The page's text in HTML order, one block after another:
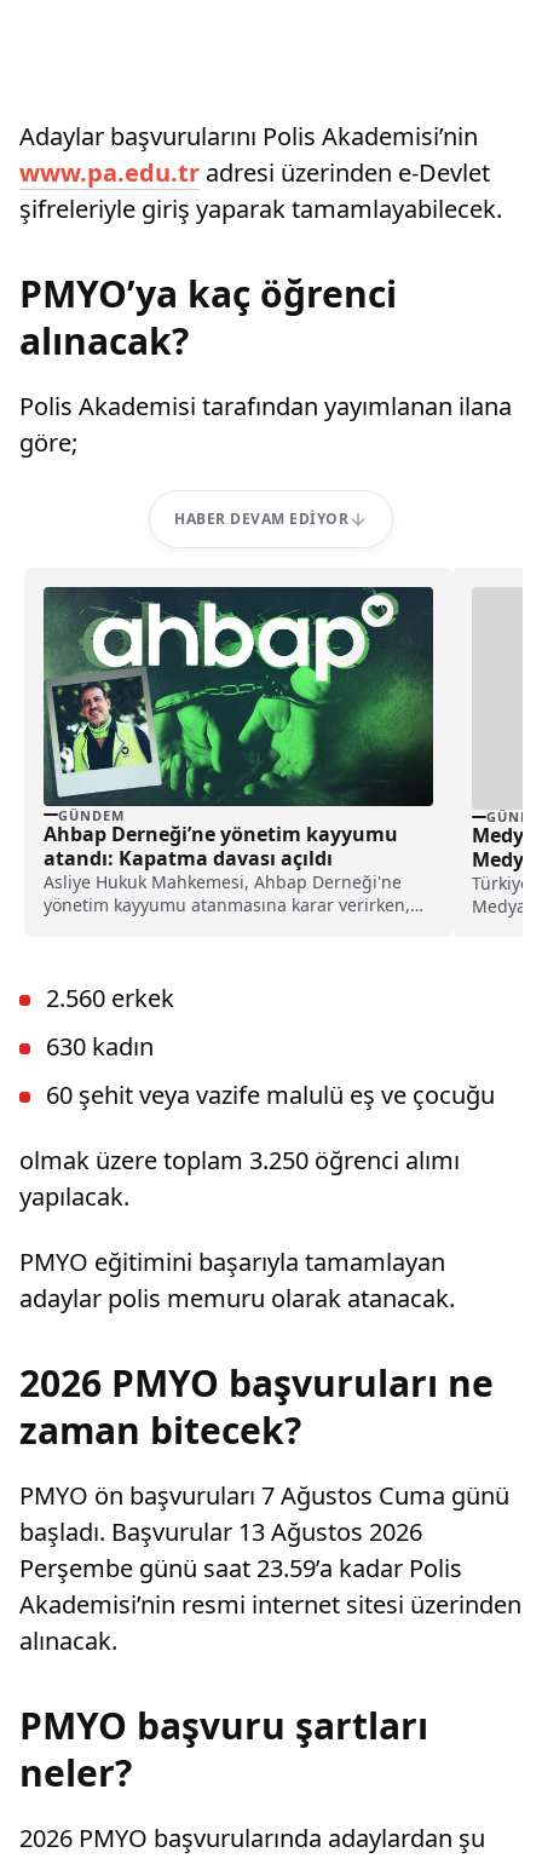
Adaylar başvurularını Polis Akademisi’nin
www.pa.edu.tr adresi üzerinden e-Devlet
şifreleriyle giriş yaparak tamamlayabilecek.
PMYO’ya kaç öğrenci
alınacak?
Polis Akademisi tarafından yayımlanan ilana
göre;
HABER DEVAM EDIYOR
GÜNDEM
Ahbap Derneği’ne yönetim kayyumu
atandı: Kapatma davası açıldı
Asliye Hukuk Mahkemesi, Ahbap Derneği'ne
yönetim kayyumu atanmasına karar verirken,
2.560 erkek
630 kadın
60 şehit veya vazife malulü eş ve çocuğu
olmak üzere toplam 3.250 öğrenci alımı
yapılacak.
PMYO eğitimini başarıyla tamamlayan
adaylar polis memuru olarak atanacak.
2026 PMYO başvuruları ne
zaman bitecek?
PMYO ön başvuruları 7 Ağustos Cuma günü
başladı. Başvurular 13 Ağustos 2026
Perşembe günü saat 23.59’a kadar Polis
Akademisi’nin resmi internet sitesi üzerinden
alınacak.
PMYO başvuru şartları
neler?
2026 PMYO başvurularında adaylardan şu